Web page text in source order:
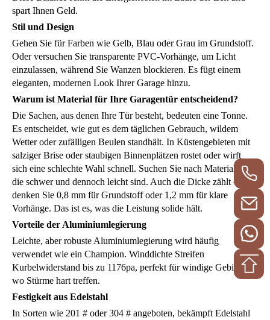
spart Ihnen Geld.
Stil und Design
Gehen Sie für Farben wie Gelb, Blau oder Grau im Grundstoff.
Oder versuchen Sie transparente PVC-Vorhänge, um Licht
einzulassen, während Sie Wanzen blockieren. Es fügt einem
eleganten, modernen Look Ihrer Garage hinzu.
Warum ist Material für Ihre Garagentür entscheidend?
Die Sachen, aus denen Ihre Tür besteht, bedeuten eine Tonne.
Es entscheidet, wie gut es dem täglichen Gebrauch, wildem
Wetter oder zufälligen Beulen standhält. In Küstengebieten mit
salziger Brise oder staubigen Binnenplätzen rostet oder wirft
sich eine schlechte Wahl schnell. Suchen Sie nach Materialien,
die schwer und dennoch leicht sind. Auch die Dicke zählt –
denken Sie 0,8 mm für Grundstoff oder 1,2 mm für klare
Vorhänge. Das ist es, was die Leistung solide hält.
Vorteile der Aluminiumlegierung
Leichte, aber robuste Aluminiumlegierung wird häufig
verwendet wie ein Champion. Winddichte Streifen
Kurbelwiderstand bis zu 1176pa, perfekt für windige Gebiete,
wo Stürme hart treffen.
Festigkeit aus Edelstahl
In Sorten wie 201 # oder 304 # angeboten, bekämpft Edelstahl